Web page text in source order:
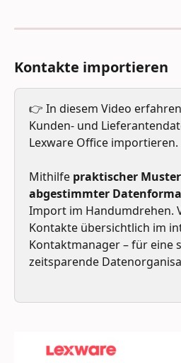
Kontakte importieren
👉 In diesem Video
Kunden- und
Lexware Office importieren.
Mithilfe praktischer
abgestimmter
Import im Handumdrehen.
Kontakte übersichtlich im
Kontaktmanager – für eine
zeitsparende